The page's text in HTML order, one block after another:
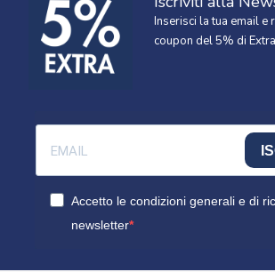
Inserisci la tua email e
coupon del 5% di
Accetto le condizioni generali e di
newsletter